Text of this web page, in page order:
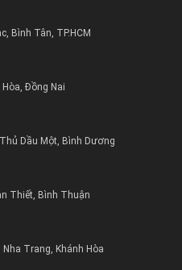
Bình Tân, TP.HCM
Đồng Nai
Dầu Một, Bình Dương
Thiết, Bình Thuận
Trang, Khánh Hòa